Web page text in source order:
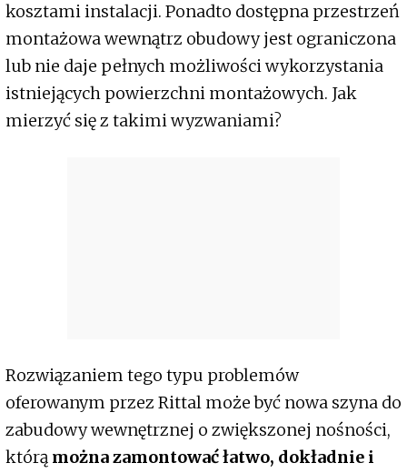
kosztami instalacji. Ponadto dostępna przestrzeń
montażowa wewnątrz obudowy jest ograniczona
lub nie daje pełnych możliwości wykorzystania
istniejących powierzchni montażowych. Jak
mierzyć się z takimi wyzwaniami?
Rozwiązaniem tego typu problemów
oferowanym przez Rittal może być nowa szyna do
zabudowy wewnętrznej o zwiększonej nośności,
którą można zamontować łatwo, dokładnie i